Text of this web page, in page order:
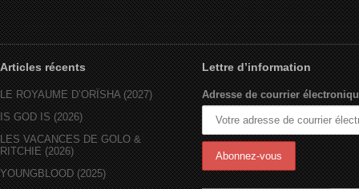
Articles récents
LE ROYAUME D’ORÏSHA (2027)
IS GOD IS (2026)
LES VACANCES DE GOLO &
RITCHIE (2026)
YOUNGBLOOD (2025)
Lettre d’information
Adresse de courrier